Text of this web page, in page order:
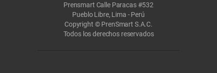
Prensmart Calle Paracas #532
Pueblo Libre, Lima - Perú
Copyright © PrenSmart S.A.C.
Todos los derechos reservados